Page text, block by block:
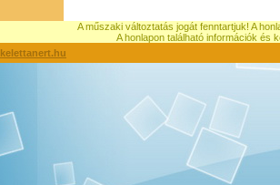
A műszaki változtatás jogát fenntartjuk! A
A honlapon található információk és